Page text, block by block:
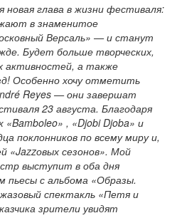
глава в жизни фестиваля:
в знаменитое
Версаль» — и станут
Будет больше творческих,
активностей, а также
Особенно хочу отметить
Reyes — они завершат
23 августа. Благодаря
, «Djobi Djoba» и
поклонников по всему миру и,
«Jazzовых сезонов». Мой
выступит в оба дня
с альбома «Образы.
спектакль «Петя и
зрители увидят